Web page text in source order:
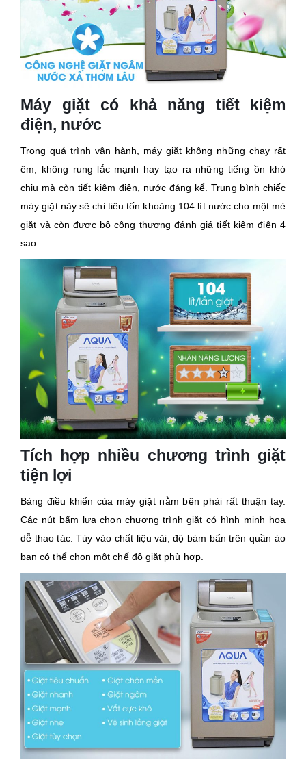
Máy giặt có khả năng tiết kiệm
điện, nước
Trong quá trình vận hành, máy giặt không những chạy rất
êm, không rung lắc mạnh hay tạo ra những tiếng ồn khó
chịu mà còn tiết kiệm điện, nước đáng kể. Trung bình chiếc
máy giặt này sẽ chỉ tiêu tốn khoảng 104 lít nước cho một mẻ
giặt và còn được bộ công thương đánh giá tiết kiệm điện 4
sao.
Tích hợp nhiều chương trình giặt
tiện lợi
Bảng điều khiển của máy giặt nằm bên phải rất thuận tay.
Các nút bấm lựa chọn chương trình giặt có hình minh họa
dễ thao tác. Tùy vào chất liệu vải, độ bám bẩn trên quần áo
bạn có thể chọn một chế độ giặt phù hợp.